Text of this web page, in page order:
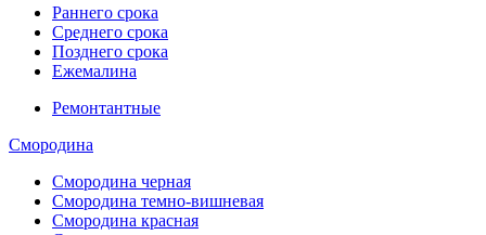
Раннего срока
Среднего срока
Позднего срока
Ежемалина
Ремонтантные
Смородина
Смородина черная
Смородина темно-вишневая
Смородина красная